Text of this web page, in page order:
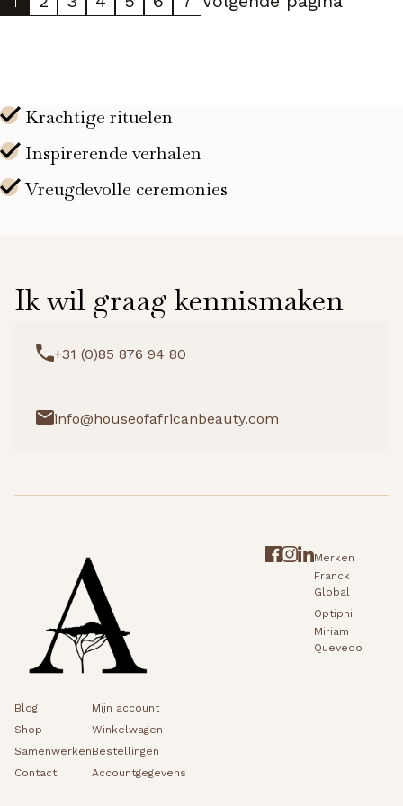
aantal
Ik wil graag kennismaken
+31 (0)85 876 94 80
info@houseofafricanbeauty.com
Merken
Franck
Global
Optiphi
Miriam
Quevedo
Blog
Shop
Samenwerken
Contact
Mijn account
Winkelwagen
Bestellingen
Accountgegevens